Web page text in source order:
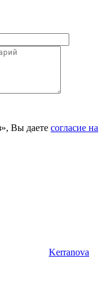
Вы даете согласие на
Kerranova